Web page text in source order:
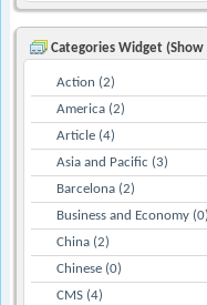
Categories Widget (Show
Action (2)
America (2)
Article (4)
Asia and Pacific (3)
Barcelona (2)
Business and Economy (0)
China (2)
Chinese (0)
CMS (4)